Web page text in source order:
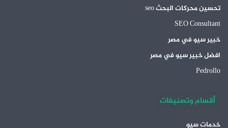
تحسين محركات البحث seo
SEO Consultant
خبير سيو في مصر
افضل خبير سيو في مصر
Pedrollo
أقسام وتصنيفات
خدمات سيو